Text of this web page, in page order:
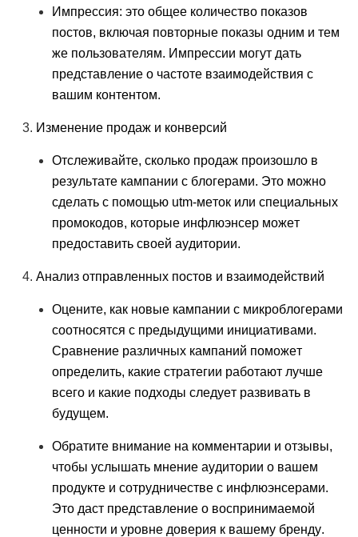
Импрессия: это общее количество показов
постов, включая повторные показы одним и тем
же пользователям. Импрессии могут дать
представление о частоте взаимодействия с
вашим контентом.
Изменение продаж и конверсий
Отслеживайте, сколько продаж произошло в
результате кампании с блогерами. Это можно
сделать с помощью utm-меток или специальных
промокодов, которые инфлюэнсер может
предоставить своей аудитории.
Анализ отправленных постов и взаимодействий
Оцените, как новые кампании с микроблогерами
соотносятся с предыдущими инициативами.
Сравнение различных кампаний поможет
определить, какие стратегии работают лучше
всего и какие подходы следует развивать в
будущем.
Обратите внимание на комментарии и отзывы,
чтобы услышать мнение аудитории о вашем
продукте и сотрудничестве с инфлюэнсерами.
Это даст представление о воспринимаемой
ценности и уровне доверия к вашему бренду.